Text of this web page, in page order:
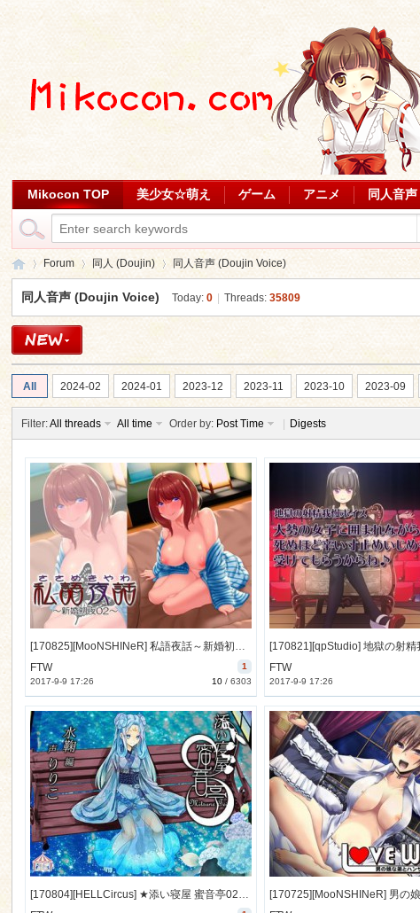
Mikocon TOP 美少女☆萌え ゲーム アニメ 同人音声
»
Forum 同人 (Doujin)
›
同人音声 (Doujin Voice)
同人音声 (Doujin Voice) Today:0 Threads:35809
All 2024-02 2024-01 2023-12 2023-11 2023-10 2023-09
Filter:All threads All time Order by: Post Time Digests
[170825][MooNSHINeR] 私語夜話～新婚初夜02～「うぶな仕事場の同僚と」 [1439M] [RJ205350]
1
FTW
10 /6303
2017-9-9 17:26
FTW
2017-9-9 17:26
[170804][HELLCircus] ★添い寝屋 蜜音亭02★水鞠 編 [121M] [RJ204824]